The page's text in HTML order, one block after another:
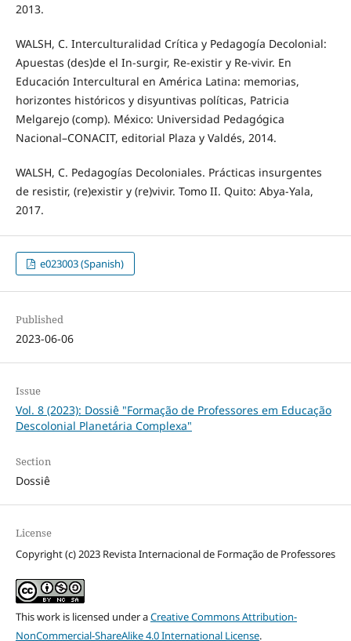
2013.
WALSH, C. Interculturalidad Crítica y Pedagogía Decolonial:
Apuestas (des)de el In-surgir, Re-existir y Re-vivir. En
Educación Intercultural en América Latina: memorias,
horizontes históricos y disyuntivas políticas, Patricia
Melgarejo (comp). México: Universidad Pedagógica
Nacional–CONACIT, editorial Plaza y Valdés, 2014.
WALSH, C. Pedagogías Decoloniales. Prácticas insurgentes
de resistir, (re)existir y (re)vivir. Tomo II. Quito: Abya-Yala,
2017.
e023003 (Spanish)
Published
2023-06-06
Issue
Vol. 8 (2023): Dossiê "Formação de Professores em Educação
Descolonial Planetária Complexa"
Section
Dossiê
License
Copyright (c) 2023 Revista Internacional de Formação de Professores
This work is licensed under aCreative Commons Attribution-
NonCommercial-ShareAlike 4.0 International License.